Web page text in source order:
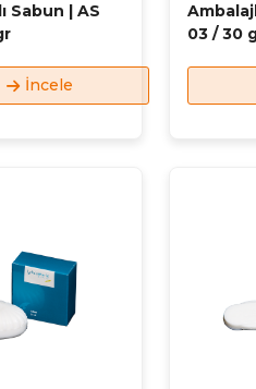
Sabun | AS
İncele
03 / 30